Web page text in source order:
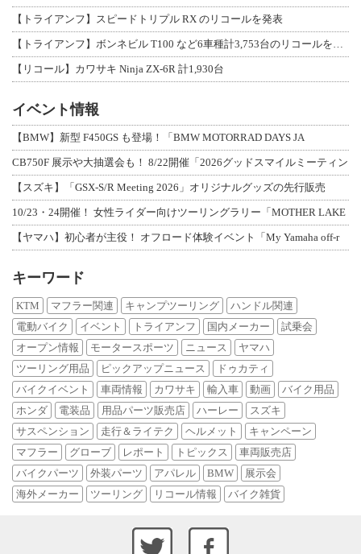
【トライアンフ】スピードトリプル RX のリコールを発表
【トライアンフ】ボンネビル T100 など6車種計3,753台のリコールを発表
【リコール】カワサキ Ninja ZX-6R 計1,930台
イベント情報
【BMW】新型 F450GS も登場！「BMW MOTORRAD DAYS JA
CB750F 展示や大抽選会も！ 8/22開催「2026グッドスマイルミーティン
【スズキ】「GSX-S/R Meeting 2026」オリジナルグッズの先行販売
10/23・24開催！ 女性ライダー向けツーリングラリー「MOTHER LAKE
【ヤマハ】初心者が主役！ オフロード体験イベント「My Yamaha off-r
キーワード
KTM マフラー関連 キャンプツーリング
ハンドル関連
電動バイク
イベント トライアンフ 国内メーカー
試乗会
オープン情報
モータースポーツ ニュース
ヤマハ
ツーリング用品
ピックアップニュース
ドゥカティ
バイクイベント
車両情報 カワサキ 輸入車 動画
バイク用品
ホンダ
電装品 用品パーツ販売店 ハーレー
スズキ
サスペンション
走行＆ライテク ヘルメット
キャンペーン
マフラー
グローブ レポート トピックス
車両販売店
バイクパーツ
外装パーツ アパレル BMW
展示会
海外メーカー
ツーリング リコール情報 バイク雑貨